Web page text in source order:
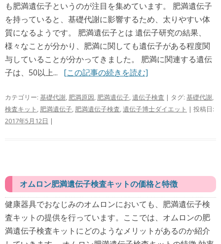
も肥満遺伝子というのが注目を集めています。 肥満遺伝子
を持っていると、基礎代謝に影響するため、太りやすい体
質になるようです。 肥満遺伝子とは 遺伝子研究の結果、
様々なことが分かり、肥満に関しても遺伝子がある程度関
与していることが分かってきました。 肥満に関連する遺伝
子は、50以上... [この記事の続きを読む]
カテゴリー: 基礎代謝, 肥満原因, 肥満遺伝子,遺伝子検査 | タグ: 基礎代謝,
検査キット , 肥満遺伝子, 肥満遺伝子検査,遺伝子博士ダイエット | 投稿日:
2017年5月12日 |
オムロン肥満遺伝子検査キットの価格と特徴
健康器具でおなじみのオムロンにおいても、肥満遺伝子検
査キットの提供を行っています。ここでは、オムロンの肥
満遺伝子検査キットにどのようなメリットがあるのか紹介